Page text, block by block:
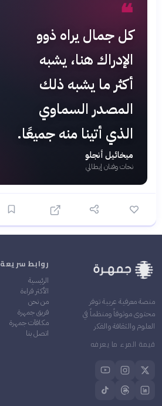
❝
كل جمال يراه ذوو
الإدراك هنا، يشبه
أكثر ما يشبه ذلك
المصدر السماوي
الذي أتينا منه جميعًا.
ميخائيل أنجلو
نحات وفنان إيطالي
منصة معرفية عربية توفر
محتوى موثوقاً ومنظماً في
العلوم والثقافة والفكر
قيمة المرء ما يعرفه
روابط سريعة
الرئيسية
الأكثر قراءة
من نحن
فريق جمهرة
مكافآت جمهرة
اتصل بنا